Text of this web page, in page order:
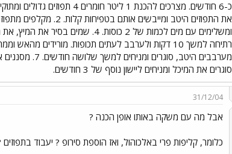
סוגרים את המיכל ומניחים ליישון נוסף של 3 חודשים.
31/12/04
אבל מה עם משקה באותו אופן הכנה ?
כלומר, קליפות פרי באלכוהול, ואז הוספת סירופ ? יעבוד בתפוזים